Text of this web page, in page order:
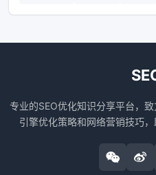
专业的SEO优化知识分享平台，
引擎优化策略和网络营销技巧